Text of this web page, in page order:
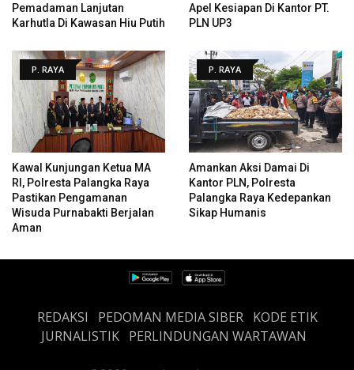
Pemadaman Lanjutan
Karhutla Di Kawasan Hiu Putih
Apel Kesiapan Di Kantor PT.
PLN UP3
P. RAYA
Kawal Kunjungan Ketua MA
RI, Polresta Palangka Raya
Pastikan Pengamanan
Wisuda Purnabakti Berjalan
Aman
P. RAYA
Amankan Aksi Damai Di
Kantor PLN, Polresta
Palangka Raya Kedepankan
Sikap Humanis
REDAKSI PEDOMAN MEDIA SIBER
KODE ETIK
JURNALISTIK PERLINDUNGAN WARTAWAN